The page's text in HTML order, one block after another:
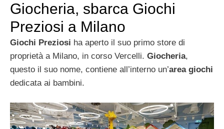
Giocheria, sbarca Giochi
Preziosi a Milano
Giochi Preziosi ha aperto il suo primo store di
proprietà a Milano, in corso Vercelli. Giocheria,
questo il suo nome, contiene all’interno un’area giochi
dedicata ai bambini.